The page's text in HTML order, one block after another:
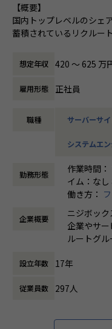
様々なキャリアを広げる
・データエンジニアリン
無
【概要】
国内トップレベルのシェ
蓄積されているリクルー
切に運営し、プロダクト
題を解決しながら、プロ
ていきます。
リクルートの各種サービ
今回は、そのデータプロ
具体的には、下記のよう
・データプロダクトの運
監視、障害対応などの
課題の可視化と解決（
ユーザニーズや設計内
※プロジェクト例
想定年収 420 〜 625 万
雇用形態 正社員
職種 サーバーサ
システムエ
勤務形態
作業時間
働き方：
時間外労
間）
休憩時間：
企業概要
ニジボック
企業やサ
ルートグル
ングなどを
設立年数 17年
従業員数 297人